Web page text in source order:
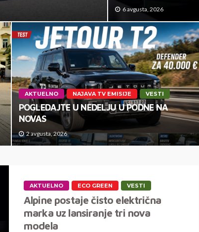
6 avgusta, 2026
AKTUELNO NAJAVA TV EMISIJE VESTI
POGLEDAJTE U NEDELJU U PODNE NA
NOVAS
2 avgusta, 2026
AKTUELNO ECO GREEN VESTI
Alpine postaje čisto električna
marka uz lansiranje tri nova
modela